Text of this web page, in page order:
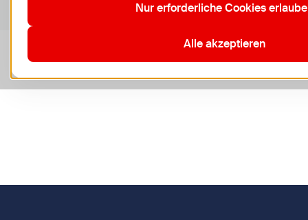
12. Meidling 15. Rudolfsheim-Fünfhaus
Zurücksetzen
Nur erforderliche Cookies
Alle akzeptieren